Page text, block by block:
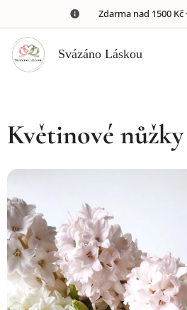
🚚 Zdarma nad 1500
Svázáno Láskou
Květinové